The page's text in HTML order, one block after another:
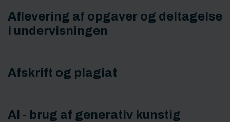
Aflevering af opgaver og deltagelse
i undervisningen
Afskrift og plagiat
AI - brug af generativ kunstig